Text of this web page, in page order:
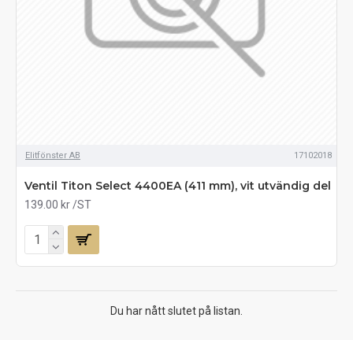
Elitfönster AB 17102018
Ventil Titon Select 4400EA (411 mm), vit utvändig del
139.00 kr /ST
Du har nått slutet på listan.